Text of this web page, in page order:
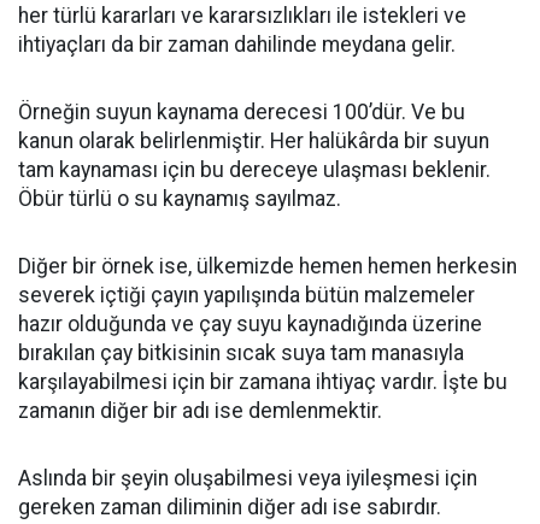
her türlü kararları ve kararsızlıkları ile istekleri ve
ihtiyaçları da bir zaman dahilinde meydana gelir.
Örneğin suyun kaynama derecesi 100’dür. Ve bu
kanun olarak belirlenmiştir. Her halükârda bir suyun
tam kaynaması için bu dereceye ulaşması beklenir.
Öbür türlü o su kaynamış sayılmaz.
Diğer bir örnek ise, ülkemizde hemen hemen herkesin
severek içtiği çayın yapılışında bütün malzemeler
hazır olduğunda ve çay suyu kaynadığında üzerine
bırakılan çay bitkisinin sıcak suya tam manasıyla
karşılayabilmesi için bir zamana ihtiyaç vardır. İşte bu
zamanın diğer bir adı ise demlenmektir.
Aslında bir şeyin oluşabilmesi veya iyileşmesi için
gereken zaman diliminin diğer adı ise sabırdır.